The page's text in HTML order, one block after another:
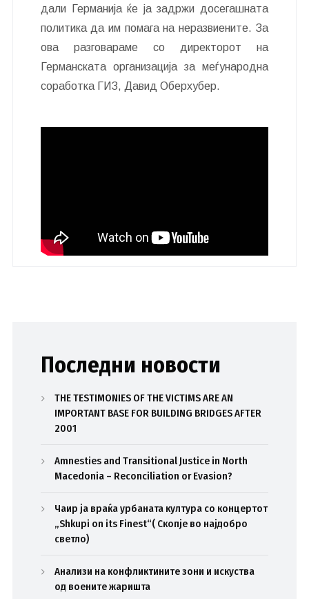
дали Германија ќе ја задржи досегашната
политика да им помага на неразвиените. За
ова разговараме со директорот на
Германската организација за меѓународна
соработка ГИЗ, Давид Оберхубер.
Последни новости
THE TESTIMONIES OF THE VICTIMS ARE AN
IMPORTANT BASE FOR BUILDING BRIDGES AFTER
2001
Amnesties and Transitional Justice in North
Macedonia – Reconciliation or Evasion?
Чаир ја враќа урбаната култура со концертот
„Shkupi on its Finest“( Скопје во најдобро
светло)
Анализи на конфликтините зони и искуства
од воените жаришта